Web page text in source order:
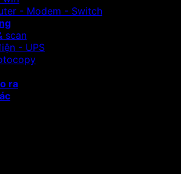
- Modem - Switch
scan
- UPS
ra